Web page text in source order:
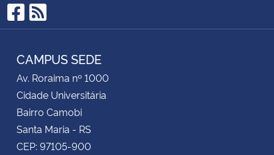
Facebook
RSS
CAMPUS SEDE
Av. Roraima nº 1000
Cidade Universitária
Bairro Camobi
Santa Maria - RS
CEP: 97105-900